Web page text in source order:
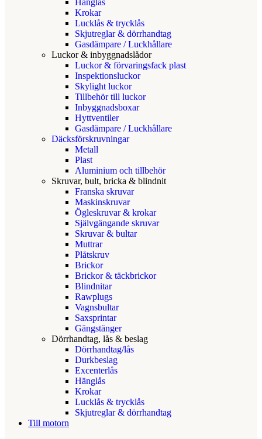
Hänglås
Krokar
Lucklås & trycklås
Skjutreglar & dörrhandtag
Gasdämpare / Luckhållare
Luckor & inbyggnadslådor
Luckor & förvaringsfack plast
Inspektionsluckor
Skylight luckor
Tillbehör till luckor
Inbyggnadsboxar
Hyttventiler
Gasdämpare / Luckhållare
Däcksförskruvningar
Metall
Plast
Aluminium och tillbehör
Skruvar, bult, bricka & blindnit
Franska skruvar
Maskinskruvar
Ögleskruvar & krokar
Självgängande skruvar
Skruvar & bultar
Muttrar
Plåtskruv
Brickor
Brickor & täckbrickor
Blindnitar
Rawplugs
Vagnsbultar
Saxsprintar
Gängstänger
Dörrhandtag, lås & beslag
Dörrhandtag/lås
Durkbeslag
Excenterlås
Hänglås
Krokar
Lucklås & trycklås
Skjutreglar & dörrhandtag
Till motorn